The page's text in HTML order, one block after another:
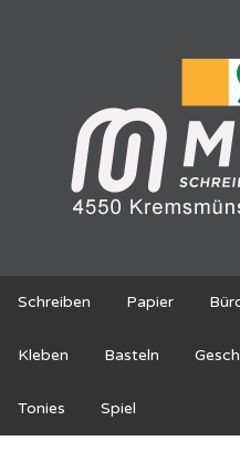
Schreiben Papier
Kleben Basteln
Tonies Spiel